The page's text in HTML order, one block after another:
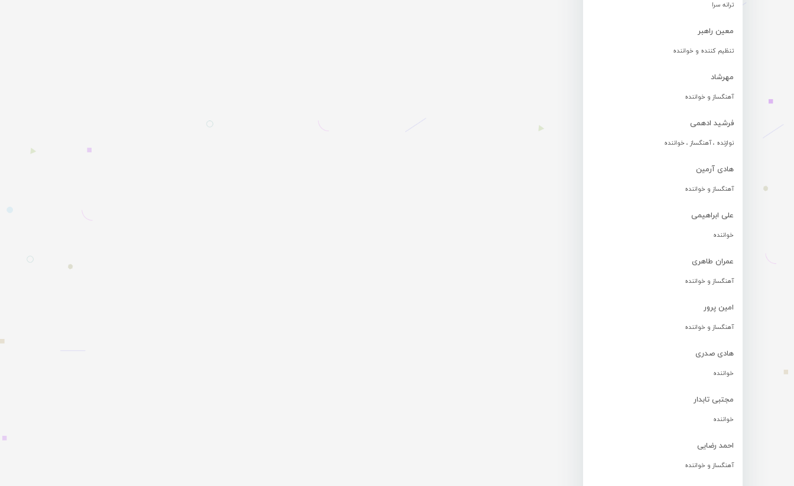
ترانه سرا
معین راهبر
تنظیم کننده و خواننده
مهرشاد
آهنگساز و خواننده
فرشید ادهمی
نوازنده ، آهنگساز ، خواننده
هادی آرمین
آهنگساز و خواننده
علی ابراهیمی
خواننده
عمران طاهری
آهنگساز و خواننده
امین پرور
آهنگساز و خواننده
هادی صدری
خواننده
مجتبی تابدار
خواننده
احمد رضایی
آهنگساز و خواننده